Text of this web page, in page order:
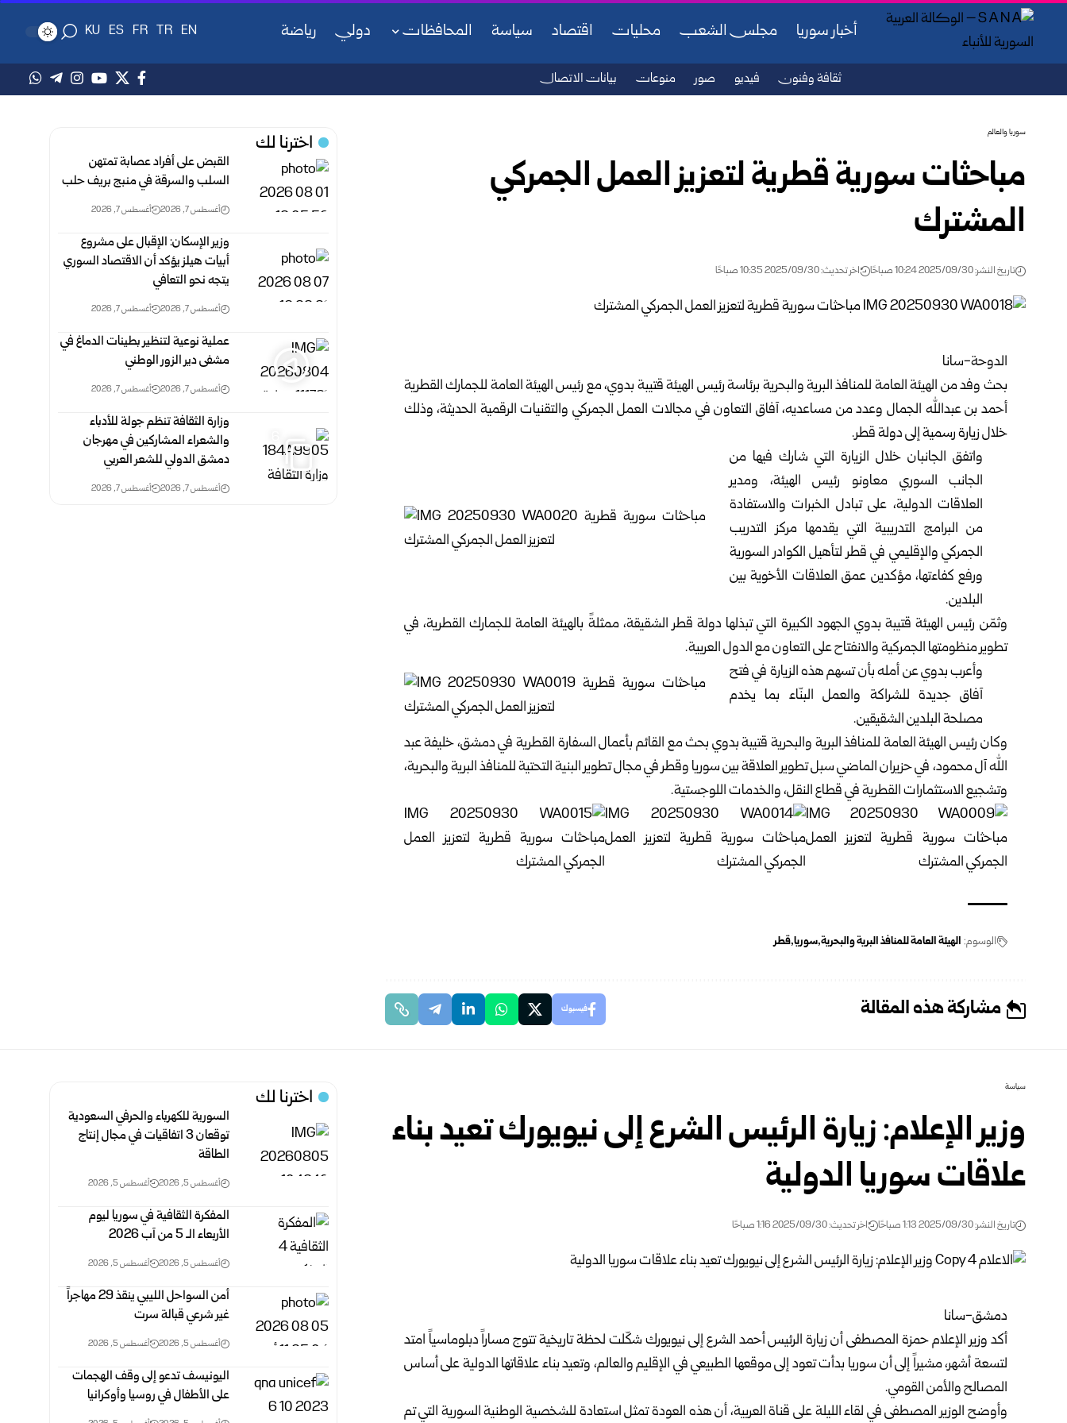
أخبار سوريا مجلس الشعب محليات اقتصاد سياسة المحافظات دولي رياضة EN
TR
FR
ES
KU
ثقافة وفنون فيديو صور منوعات بيانات الاتصال
سوريا والعالم
مباحثات سورية قطرية لتعزيز العمل الجمركي
المشترك
تاريخ النشر: 2025/09/30 10:24 صباحًا اخر تحديث: 2025/09/30 10:35 صباحًا
الدوحة-سانا
بحث وفد من الهيئة العامة للمنافذ البرية والبحرية برئاسة رئيس الهيئة قتيبة بدوي، مع رئيس الهيئة العامة للجمارك القطرية
أحمد بن عبدالله الجمال وعدد من مساعديه، آفاق التعاون في مجالات العمل الجمركي والتقنيات الرقمية الحديثة، وذلك
خلال زيارة رسمية إلى دولة قطر.
واتفق الجانبان خلال الزيارة التي شارك فيها من
الجانب السوري معاونو رئيس الهيئة، ومدير
العلاقات الدولية، على تبادل الخبرات والاستفادة
من البرامج التدريبية التي يقدمها مركز التدريب
الجمركي والإقليمي في قطر لتأهيل الكوادر السورية
ورفع كفاءتها، مؤكدين عمق العلاقات الأخوية بين
البلدين.
وثمّن رئيس الهيئة قتيبة بدوي الجهود الكبيرة التي تبذلها دولة قطر الشقيقة، ممثلةً بالهيئة العامة للجمارك القطرية، في
تطوير منظومتها الجمركية والانفتاح على التعاون مع الدول العربية.
وأعرب بدوي عن أمله بأن تسهم هذه الزيارة في فتح
آفاق جديدة للشراكة والعمل البنّاء بما يخدم
مصلحة البلدين الشقيقين.
وكان رئيس الهيئة العامة للمنافذ البرية والبحرية قتيبة بدوي بحث مع القائم بأعمال السفارة القطرية في دمشق، خليفة عبد
الله آل محمود، في حزيران الماضي سبل تطوير العلاقة بين سوريا وقطر في مجال تطوير البنية التحتية للمنافذ البرية والبحرية،
وتشجيع الاستثمارات القطرية في قطاع النقل، والخدمات اللوجستية.
الوسوم: الهيئة العامة للمنافذ البرية والبحرية سوريا قطر
مشاركة هذه المقالة فيسبوك
اخترنا لك
القبض على أفراد عصابة تمتهن
السلب والسرقة في منبج بريف حلب
أغسطس 7, 2026 أغسطس 7, 2026
وزير الإسكان: الإقبال على مشروع
أبيات هيلز يؤكد أن الاقتصاد السوري
يتجه نحو التعافي
أغسطس 7, 2026 أغسطس 7, 2026
عملية نوعية لتنظير بطينات الدماغ في
مشفى دير الزور الوطني
أغسطس 7, 2026 أغسطس 7, 2026
وزارة الثقافة تنظم جولة للأدباء
والشعراء المشاركين في مهرجان
دمشق الدولي للشعر العربي
أغسطس 7, 2026 أغسطس 7, 2026
سياسة
وزير الإعلام: زيارة الرئيس الشرع إلى نيويورك تعيد بناء
علاقات سوريا الدولية
تاريخ النشر: 2025/09/30 1:13 صباحًا اخر تحديث: 2025/09/30 1:16 صباحًا
دمشق-سانا
أكد وزير الإعلام حمزة المصطفى أن زيارة الرئيس أحمد الشرع إلى نيويورك شكّلت لحظة تاريخية تتوج مساراً دبلوماسياً امتد
لتسعة أشهر، مشيراً إلى أن سوريا بدأت تعود إلى موقعها الطبيعي في الإقليم والعالم، وتعيد بناء علاقاتها الدولية على أساس
المصالح والأمن القومي.
وأوضح الوزير المصطفى في لقاء الليلة على قناة العربية، أن هذه العودة تمثل استعادة للشخصية الوطنية السورية التي تم
اخترنا لك
السورية للكهرباء والحرفي السعودية
توقعان 3 اتفاقيات في مجال إنتاج
الطاقة
أغسطس 5, 2026 أغسطس 5, 2026
المفكرة الثقافية في سوريا ليوم
الأربعاء الـ 5 من آب 2026
أغسطس 5, 2026 أغسطس 5, 2026
أمن السواحل الليبي ينقذ 29 مهاجراً
غير شرعي قبالة سرت
أغسطس 5, 2026 أغسطس 5, 2026
اليونيسف تدعو إلى وقف الهجمات
على الأطفال في روسيا وأوكرانيا